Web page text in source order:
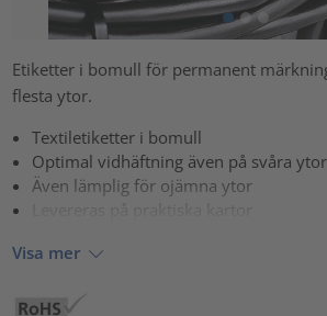
Etiketter i bomull för permanent
flesta ytor.
Textiletiketter i bomull
Optimal vidhäftning även på svåra ytor
Även lämplig för ojämna ytor
Visa mer